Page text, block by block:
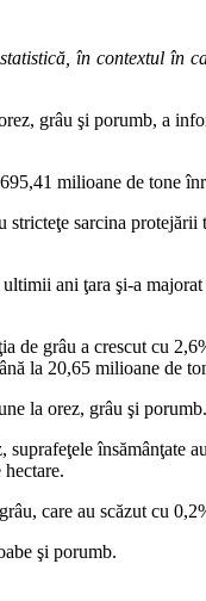
în contextul în
grâu şi porumb, a
milioane de tone
sarcina
ani ţara şi-a
grâu a crescut cu
la 20,65 milioane de
la orez, grâu şi porumb.
însămânţate
care au scăzut cu
şi porumb.